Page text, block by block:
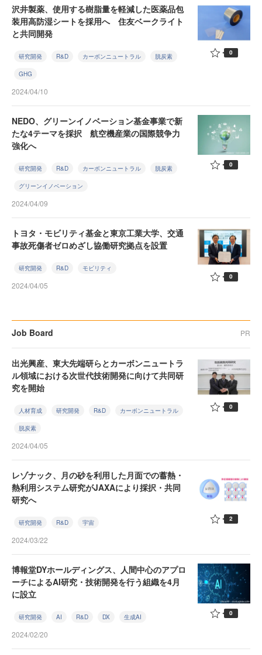
沢井製薬、使用する樹脂量を軽減した医薬品包
装用高防湿シートを採用へ 住友ベークライト
と共同開発
研究開発 R&D カーボンニュートラル 脱炭素
GHG
2024/04/10
0
NEDO、グリーンイノベーション基金事業で新
たな4テーマを採択 航空機産業の国際競争力
強化へ
研究開発 R&D カーボンニュートラル 脱炭素
グリーンイノベーション
2024/04/09
0
トヨタ・モビリティ基金と東京工業大学、交通
事故死傷者ゼロめざし協働研究拠点を設置
研究開発 R&D モビリティ
2024/04/05
0
Job Board PR
出光興産、東大先端研らとカーボンニュートラ
ル領域における次世代技術開発に向けて共同研
究を開始
人材育成 研究開発 R&D カーボンニュートラル
脱炭素
2024/04/05
0
レゾナック、月の砂を利用した月面での蓄熱・
熱利用システム研究がJAXAにより採択・共同
研究へ
研究開発 R&D 宇宙
2024/03/22
2
博報堂DYホールディングス、人間中心のアプロ
ーチによるAI研究・技術開発を行う組織を4月
に設立
研究開発 AI R&D DX 生成AI
2024/02/20
0